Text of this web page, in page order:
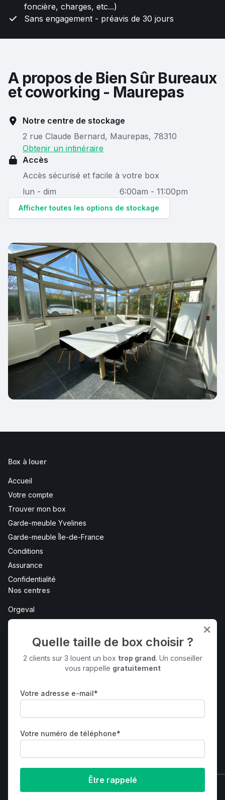
foncière, charges, etc...)
Sans engagement - préavis de 30 jours
A propos de Bien Sûr Bureaux
et coworking - Maurepas
Notre centre de stockage
2 rue Claude Bernard, Maurepas, 78310
Obtenir un intinéraire
Accès
Accès sécurisé et facile à votre box
lun - dim
6:00am - 11:00pm
Afficher toutes les options de stockage
Box à louer
Accueil
Votre compte
Trouver mon box
Garde-meuble Yvelines
Garde-meuble Île-de-France
Conditions
Assurance
Confidentialité
Nos centres
Orgeval
Maurepas
Bois d'Arcy
2 rue Claude Bernard
78310
01 85 40 00 78
© Bien Sûr | Alimenté parStora - Logiciel de self-stockage
Quelle taille de box choisir ?
2 clients sur 3 louent un box trop grand. Un conseiller
vous rappelle gratuitement
Votre adresse e-mail*
Votre numéro de téléphone*